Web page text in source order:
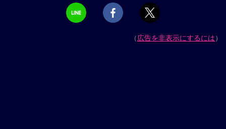
（広告を非表示にするには）